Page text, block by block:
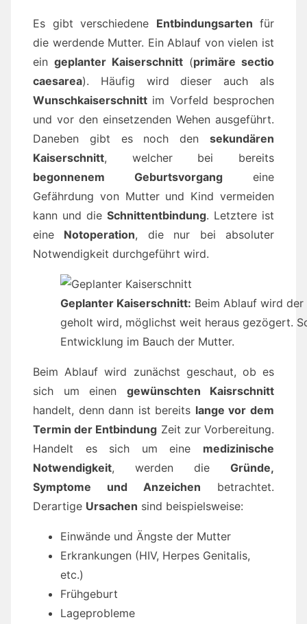
Es gibt verschiedene Entbindungsarten für
die werdende Mutter. Ein Ablauf von vielen ist
ein geplanter Kaiserschnitt (primäre sectio
caesarea). Häufig wird dieser auch als
Wunschkaiserschnitt im Vorfeld besprochen
und vor den einsetzenden Wehen ausgeführt.
Daneben gibt es noch den sekundären
Kaiserschnitt, welcher bei bereits
begonnenem Geburtsvorgang eine
Gefährdung von Mutter und Kind vermeiden
kann und die Schnittentbindung. Letztere ist
eine Notoperation, die nur bei absoluter
Notwendigkeit durchgeführt wird.
Geplanter Kaiserschnitt: Beim Ablauf wird der
geholt wird, möglichst weit heraus gezögert.
Entwicklung im Bauch der Mutter.
Beim Ablauf wird zunächst geschaut, ob es
sich um einen gewünschten Kaisrschnitt
handelt, denn dann ist bereits lange vor dem
Termin der Entbindung Zeit zur Vorbereitung.
Handelt es sich um eine medizinische
Notwendigkeit, werden die Gründe,
Symptome und Anzeichen betrachtet.
Derartige Ursachen sind beispielsweise:
Einwände und Ängste der Mutter
Erkrankungen (HIV, Herpes Genitalis,
etc.)
Frühgeburt
Lageprobleme